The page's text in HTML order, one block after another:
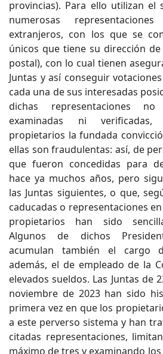
provincias). Para ello utilizan el
numerosas
extranjeros, con los que se
únicos que tiene su dirección
postal), con lo cual tienen
Juntas y así conseguir
cada una de sus interesadas
dichas representaciones
examinadas ni verificadas,
propietarios la fundada
ellas son fraudulentas: así, de
que fueron concedidas para
hace ya muchos años, pero
las Juntas siguientes, o que,
caducadas o representaciones
propietarios han sido
Algunos de dichos
acumulan también el cargo
además, el de empleado de la
elevados sueldos. Las Juntas de
noviembre de 2023 han sido
primera vez en que los
a este perverso sistema y han
citadas representaciones,
máximo de tres y examinando